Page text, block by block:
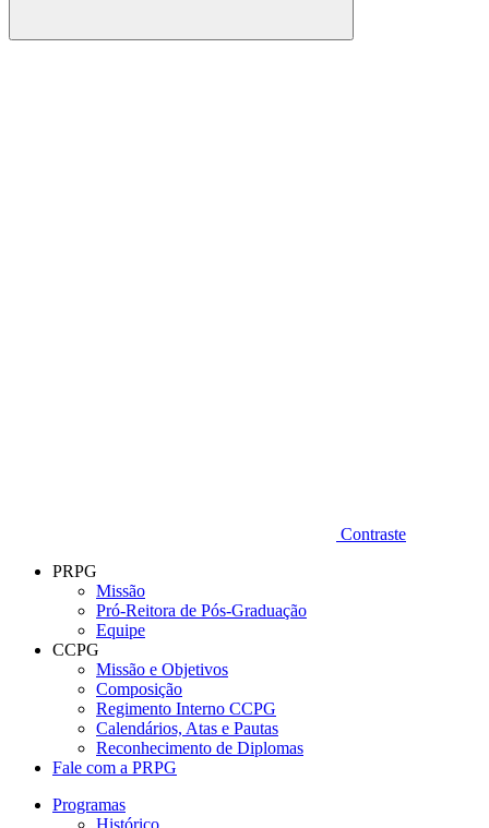
Buscar
Contraste
PRPG
Missão
Pró-Reitora de Pós-Graduação
Equipe
CCPG
Missão e Objetivos
Composição
Regimento Interno CCPG
Calendários, Atas e Pautas
Reconhecimento de Diplomas
Fale com a PRPG
Programas
Histórico